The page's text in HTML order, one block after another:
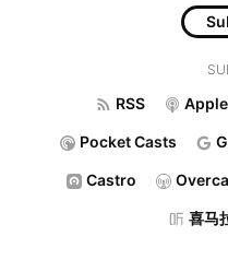
RSS
Pocket Casts
Castro
喜马